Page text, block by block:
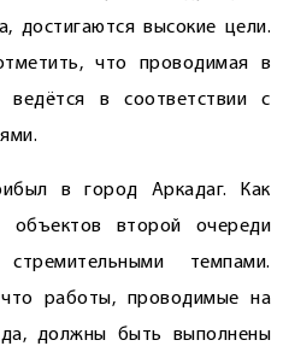
достигаются высокие цели.
что проводимая в
в соответствии с
в город Аркадаг. Как
объектов второй очереди
темпами.
что работы, проводимые на
должны быть выполнены